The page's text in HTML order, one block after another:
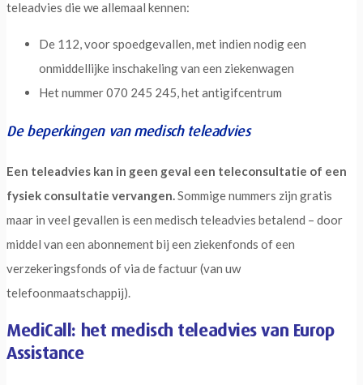
teleadvies die we allemaal kennen:
De 112, voor spoedgevallen, met indien nodig een
onmiddellijke inschakeling van een ziekenwagen
Het nummer 070 245 245, het antigifcentrum
De beperkingen van medisch teleadvies
Een teleadvies kan in geen geval een teleconsultatie of een
fysiek consultatie vervangen.Sommige nummers zijn gratis
maar in veel gevallen is een medisch teleadvies betalend – door
middel van een abonnement bij een ziekenfonds of een
verzekeringsfonds of via de factuur (van uw
telefoonmaatschappij).
MediCall: het medisch teleadvies van Europ
Assistance